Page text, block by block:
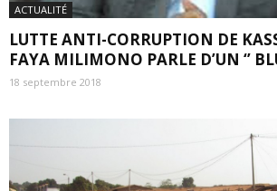
ACTUALITÉ
LUTTE ANTI-CORRUPTION DE
FAYA MILIMONO PARLE D’UN ‘’
18 septembre 2018